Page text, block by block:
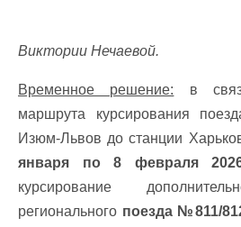
Виктории Нечаевой.
Временное решение: в
маршрута курсирования
Изюм-Львов до станции
января по 8 февраля
курсирование
регионального поезда №811/